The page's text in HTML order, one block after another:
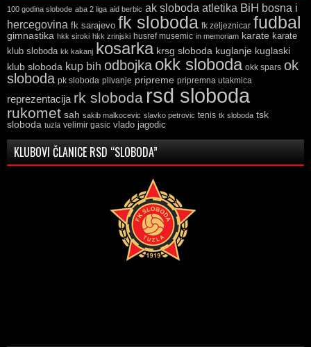
100 godina slobode aba 2 liga aid berbic ak sloboda atletika BiH bosna i
hercegovina fk sarajevo fk sloboda fk zeljeznicar fudbal
gimnastika hkk siroki hkk zrinjski husref musemic in memoriam karate karate
klub sloboda kk kakanj kosarka krsg sloboda kuglanje kuglaski
klub sloboda kup bih odbojka okk sloboda okk spars ok
sloboda pk sloboda plivanje pripreme pripremna utakmica
reprezentacija rk sloboda rsd sloboda
rukomet sah sakib malkocevic slavko petrovic tenis tk sloboda tsk
sloboda tuzla velimir gasic vlado jagodic
KLUBOVI ČLANICE RSD “SLOBODA”